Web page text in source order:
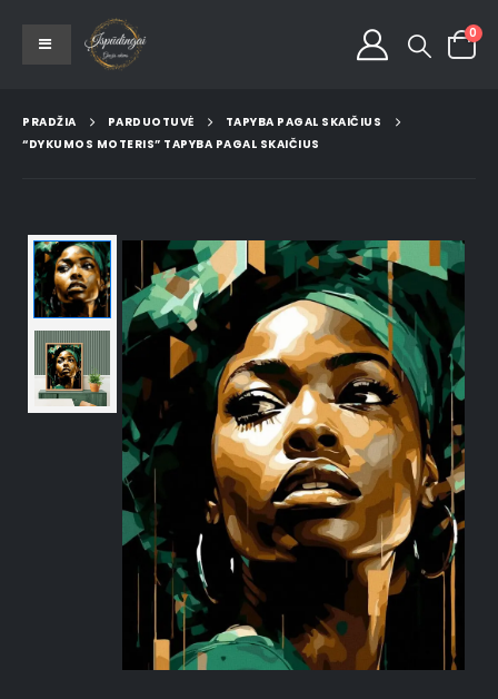
0
PRADŽIA PARDUOTUVĖ
TAPYBA PAGAL SKAIČIUS
“DYKUMOS MOTERIS” TAPYBA PAGAL SKAIČIUS